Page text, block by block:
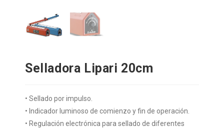
Selladora Lipari 20cm
• Sellado por impulso.
• Indicador luminoso de comienzo y fin de operación.
• Regulación electrónica para sellado de diferentes